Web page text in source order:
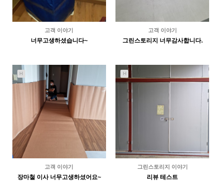
2445
06-30
서동환
고객 이야기
너무고생하셨습니다~
3097
06-28
강석환
고객 이야기
그린스토리지 너무감사합니다.
H
고객 이야기
장마철 이사 너무고생하셨어요~
H
그린스토리지 이야기
리뷰 테스트